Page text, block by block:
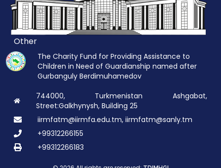
Other
The Charity Fund for Providing Assistance to
Children in Need of Guardianship named after
Gurbanguly Berdimuhamedov
744000, Turkmenistan Ashgabat,
Street:Galkhynysh, Building 25
iirmfatm@iirmfa.edu.tm, iirmfatm@sanly.tm
+99312266155
+99312266183